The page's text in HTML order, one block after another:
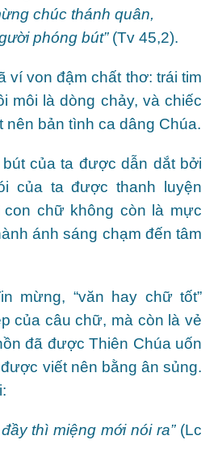
chúc thánh quân,
phóng bút” (Tv 45,2).
ví von đậm chất thơ: trái tim
môi là dòng chảy, và chiếc
nên bản tình ca dâng Chúa.
của ta được dẫn dắt bởi
của ta được thanh luyện
chữ không còn là mực
ánh sáng chạm đến tâm
mừng, “văn hay chữ tốt”
của câu chữ, mà còn là vẻ
đã được Thiên Chúa uốn
viết nên bằng ân sủng.
thì miệng mới nói ra” (Lc